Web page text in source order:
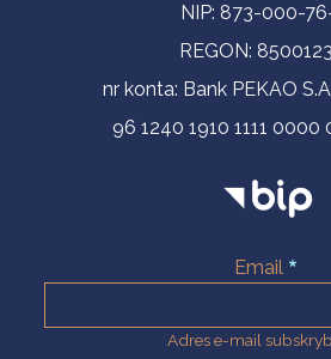
NIP: 873-000-
REGON:
nr konta: Bank PEKAO
96 1240 1910 1111
Email
Adres e-mail